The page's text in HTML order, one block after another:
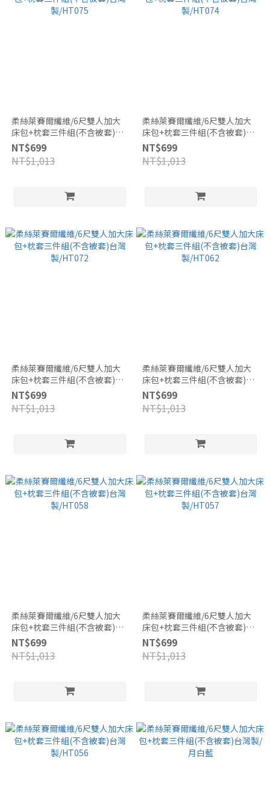
柔絲萊賽爾纖維/6尺雙人加大
床包+枕套三件組(不含被套)台
灣製/HT075
NT$699
NT$1,013
柔絲萊賽爾纖維/6尺雙人加大
床包+枕套三件組(不含被套)台
灣製/HT074
NT$699
NT$1,013
柔絲萊賽爾纖維/6尺雙人加大
床包+枕套三件組(不含被套)台
灣製/HT072
NT$699
NT$1,013
柔絲萊賽爾纖維/6尺雙人加大
床包+枕套三件組(不含被套)台
灣製/HT062
NT$699
NT$1,013
柔絲萊賽爾纖維/6尺雙人加大
床包+枕套三件組(不含被套)台
灣製/HT058
NT$699
NT$1,013
柔絲萊賽爾纖維/6尺雙人加大
床包+枕套三件組(不含被套)台
灣製/HT057
NT$699
NT$1,013